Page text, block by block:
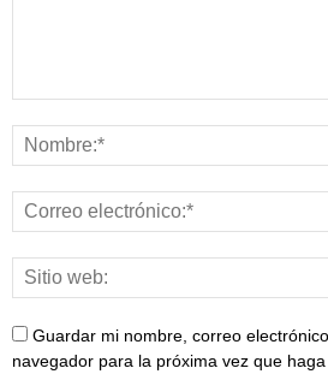
Guardar mi nombre, correo
navegador para la próxima vez que